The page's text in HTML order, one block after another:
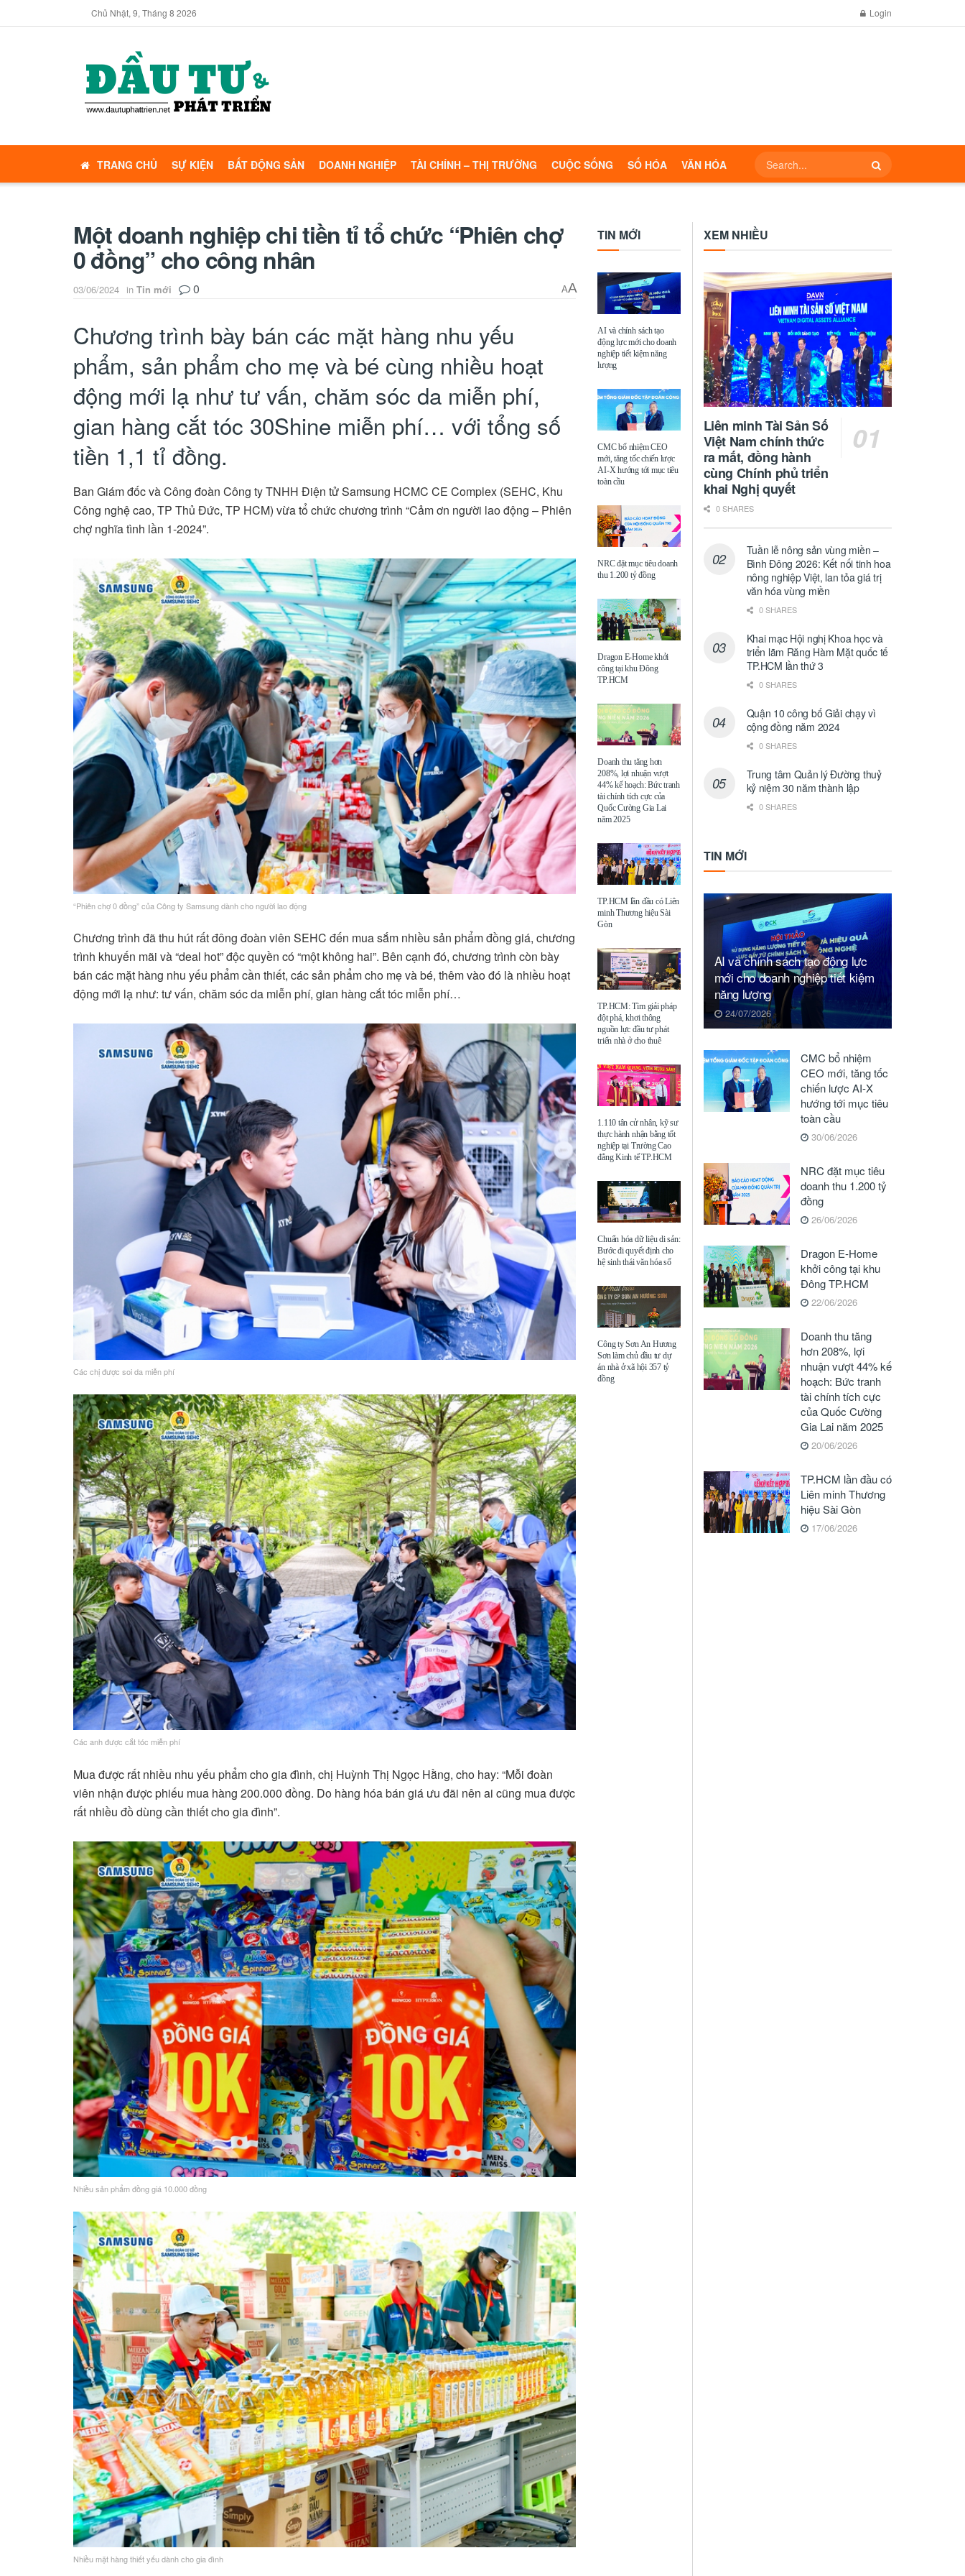
Chủ Nhật, 9, Tháng 8 2026 Login
TRANG CHỦ SỰ KIỆN BẤT ĐỘNG SẢN DOANH NGHIỆP TÀI CHÍNH – THỊ TRƯỜNG CUỘC SỐNG SỐ HÓA VĂN HÓA
Một doanh nghiệp chi tiền tỉ tổ chức “Phiên chợ
0 đồng” cho công nhân
03/06/2024 in Tin mới 0 AA
Chương trình bày bán các mặt hàng nhu yếu
phẩm, sản phẩm cho mẹ và bé cùng nhiều hoạt
động mới lạ như tư vấn, chăm sóc da miễn phí,
gian hàng cắt tóc 30Shine miễn phí… với tổng số
tiền 1,1 tỉ đồng.
Ban Giám đốc và Công đoàn Công ty TNHH Điện tử Samsung HCMC CE Complex (SEHC, Khu
Công nghệ cao, TP Thủ Đức, TP HCM) vừa tổ chức chương trình “Cảm ơn người lao động – Phiên
chợ nghĩa tình lần 1-2024”.
“Phiên chợ 0 đồng” của Công ty Samsung dành cho người lao động
Chương trình đã thu hút rất đông đoàn viên SEHC đến mua sắm nhiều sản phẩm đồng giá, chương
trình khuyến mãi và “deal hot” độc quyền có “một không hai”. Bên cạnh đó, chương trình còn bày
bán các mặt hàng nhu yếu phẩm cần thiết, các sản phẩm cho mẹ và bé, thêm vào đó là nhiều hoạt
động mới lạ như: tư vấn, chăm sóc da miễn phí, gian hàng cắt tóc miễn phí…
Các chị được soi da miễn phí
Các anh được cắt tóc miễn phí
Mua được rất nhiều nhu yếu phẩm cho gia đình, chị Huỳnh Thị Ngọc Hằng, cho hay: “Mỗi đoàn
viên nhận được phiếu mua hàng 200.000 đồng. Do hàng hóa bán giá ưu đãi nên ai cũng mua được
rất nhiều đồ dùng cần thiết cho gia đình”.
Nhiều sản phẩm đồng giá 10.000 đồng
Nhiều mặt hàng thiết yếu dành cho gia đình
TIN MỚI
AI và chính sách tạo
động lực mới cho doanh
nghiệp tiết kiệm năng
lượng
CMC bổ nhiệm CEO
mới, tăng tốc chiến lược
AI-X hướng tới mục tiêu
toàn cầu
NRC đặt mục tiêu doanh
thu 1.200 tỷ đồng
Dragon E-Home khởi
công tại khu Đông
TP.HCM
Doanh thu tăng hơn
208%, lợi nhuận vượt
44% kế hoạch: Bức tranh
tài chính tích cực của
Quốc Cường Gia Lai
năm 2025
TP.HCM lần đầu có Liên
minh Thương hiệu Sài
Gòn
TP.HCM: Tìm giải pháp
đột phá, khơi thông
nguồn lực đầu tư phát
triển nhà ở cho thuê
1.110 tân cử nhân, kỹ sư
thực hành nhận bằng tốt
nghiệp tại Trường Cao
đẳng Kinh tế TP.HCM
Chuẩn hóa dữ liệu di sản:
Bước đi quyết định cho
hệ sinh thái văn hóa số
Công ty Sơn An Hương
Sơn làm chủ đầu tư dự
án nhà ở xã hội 357 tỷ
đồng
XEM NHIỀU
Liên minh Tài Sản Số
Việt Nam chính thức
ra mắt, đồng hành
cùng Chính phủ triển
khai Nghị quyết
0 SHARES
Tuần lễ nông sản vùng miền –
Bình Đông 2026: Kết nối tinh hoa
nông nghiệp Việt, lan tỏa giá trị
văn hóa vùng miền
0 SHARES
Khai mạc Hội nghị Khoa học và
triển lãm Răng Hàm Mặt quốc tế
TP.HCM lần thứ 3
0 SHARES
Quận 10 công bố Giải chạy vì
cộng đồng năm 2024
0 SHARES
Trung tâm Quản lý Đường thuỷ
kỷ niệm 30 năm thành lập
0 SHARES
TIN MỚI
AI và chính sách tạo động lực
mới cho doanh nghiệp tiết kiệm
năng lượng
24/07/2026
CMC bổ nhiệm
CEO mới, tăng tốc
chiến lược AI-X
hướng tới mục tiêu
toàn cầu
30/06/2026
NRC đặt mục tiêu
doanh thu 1.200 tỷ
đồng
26/06/2026
Dragon E-Home
khởi công tại khu
Đông TP.HCM
22/06/2026
Doanh thu tăng
hơn 208%, lợi
nhuận vượt 44% kế
hoạch: Bức tranh
tài chính tích cực
của Quốc Cường
Gia Lai năm 2025
20/06/2026
TP.HCM lần đầu có
Liên minh Thương
hiệu Sài Gòn
17/06/2026